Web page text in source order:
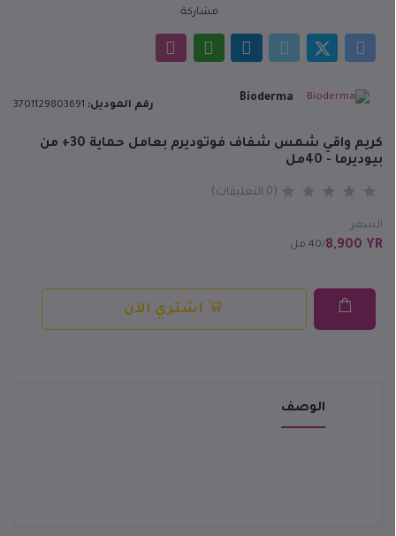
مشاركة:
Bioderma
رقم الموديل:
كريم واقي شمس شفاف فوتوديرم بعامل حماية 30+ من
بيوديرما - 40مل
(0 التعليقات)
السعر
8,900 YR/40 مل
اشتري الآن
الوصف